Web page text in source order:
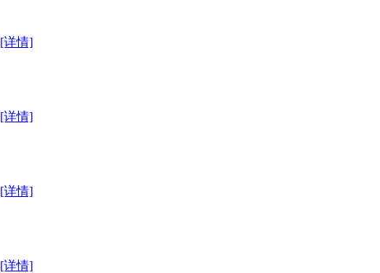
[详情]
[详情]
[详情]
[详情]